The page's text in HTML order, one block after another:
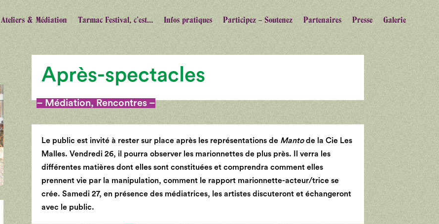
Ateliers & Médiation Tarmac Festival, c’est… Infos pratiques Participez – Soutenez Partenaires Presse Galerie
Après-spectacles
– Médiation, Rencontres –
Le public est invité à rester sur place après les représentations de Mantode la Cie Les
Malles. Vendredi 26, il pourra observer les marionnettes de plus près. Il verra les
différentes matières dont elles sont constituées et comprendra comment elles
prennent vie par la manipulation, comment le rapport marionnette-acteur/trice se
crée. Samedi 27, en présence des médiatrices, les artistes discuteront et échangeront
avec le public.